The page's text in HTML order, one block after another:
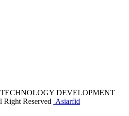
DEVELOPMENT
Reserved Asiarfid